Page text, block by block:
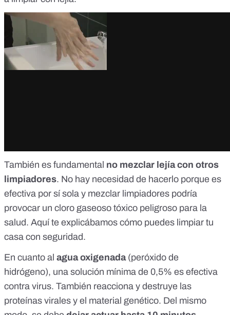
También es fundamental no mezclar lejía con otros
limpiadores. No hay necesidad de hacerlo porque es
efectiva por sí sola y mezclar limpiadores podría
provocar un cloro gaseoso tóxico peligroso para la
salud. Aquíte explicábamos cómo puedes limpiar tu
casa con seguridad.
En cuanto al agua oxigenada(peróxido de
hidrógeno), una solución mínima de 0,5% es efectiva
contra virus. También reacciona y destruye las
proteínas virales y el material genético. Del mismo